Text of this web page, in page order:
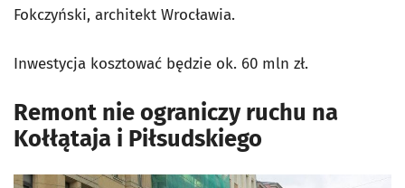
Fokczyński, architekt Wrocławia.
Inwestycja kosztować będzie ok. 60 mln zł.
Remont nie ograniczy ruchu na
Kołłątaja i Piłsudskiego